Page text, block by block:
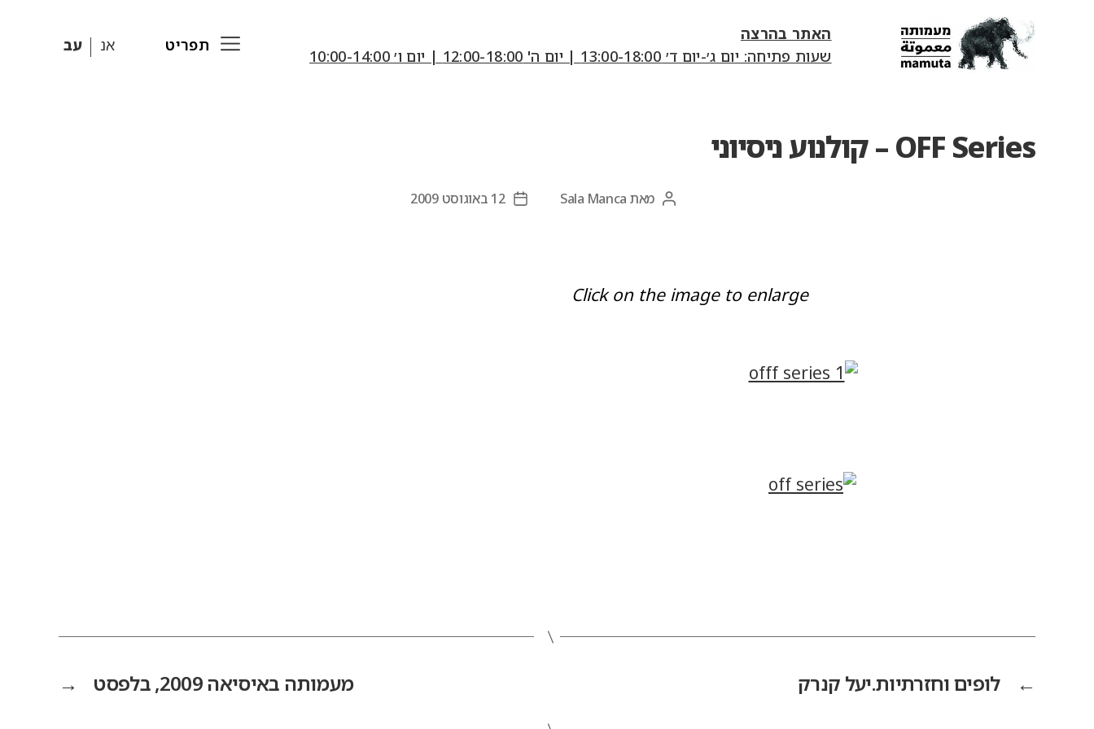
research
center
האתר בהרצה
שעות פתיחה: יום ג׳-יום ד׳ 13:00-18:00 | יום ה' 12:00-18:00 | יום ו׳ 10:00-14:00
תפריט אנ עב
OFF Series – קולנוע ניסיוני
המחבר
מאת Sala Manca
תאריך
12 באוגוסט 2009
Click on the image to enlarge
← לופים וחזרתיות.יעל קנרק → מעמותה באיסיאה 2009, בלפסט